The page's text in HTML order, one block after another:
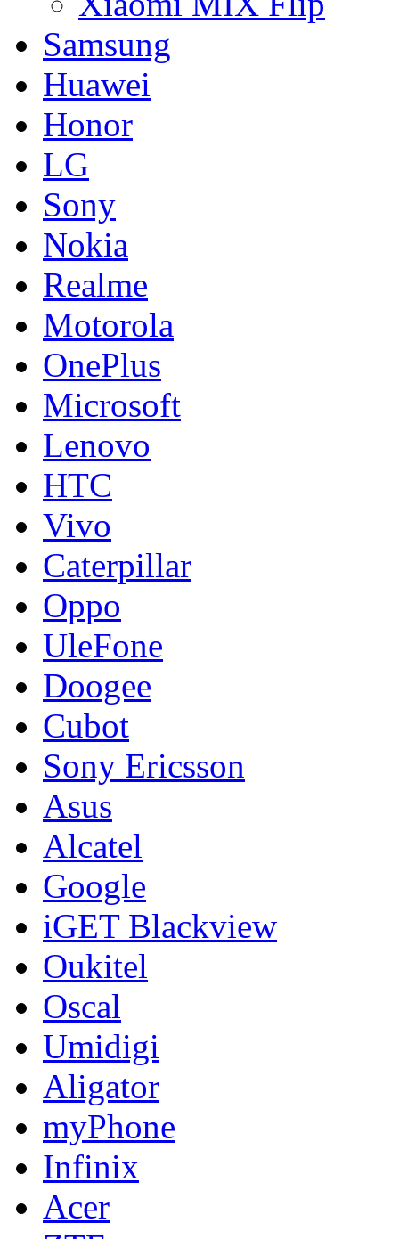
Samsung
Huawei
Honor
LG
Sony
Nokia
Realme
Motorola
OnePlus
Microsoft
Lenovo
HTC
Vivo
Caterpillar
Oppo
UleFone
Doogee
Cubot
Sony Ericsson
Asus
Alcatel
Google
iGET Blackview
Oukitel
Oscal
Umidigi
Aligator
myPhone
Infinix
Acer